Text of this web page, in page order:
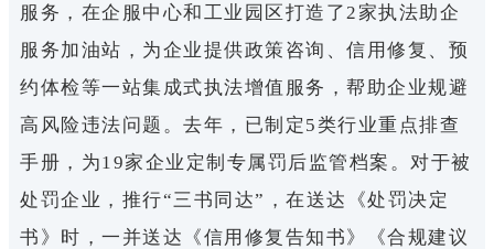
服务，在企服中心和工业园区打造了2家执法助企
服务加油站，为企业提供政策咨询、信用修复、预
约体检等一站集成式执法增值服务，帮助企业规避
高风险违法问题。 去年，已制定5类行业重点排查
手册，为19家企业定制专属罚后监管档案。对于被
处罚企业，推行“三书同达”，在送达《处罚决定
书》时，一并送达《信用修复告知书》《合规建议